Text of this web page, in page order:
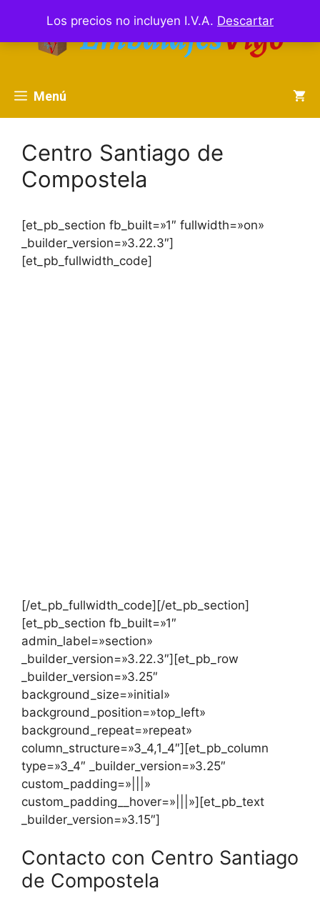
Los precios no incluyen I.V.A. Descartar
contenido
Menú
Centro Santiago de
Compostela
[et_pb_section fb_built=»1″ fullwidth=»on»
_builder_version=»3.22.3″]
[et_pb_fullwidth_code]
[/et_pb_fullwidth_code][/et_pb_section]
[et_pb_section fb_built=»1″
admin_label=»section»
_builder_version=»3.22.3″][et_pb_row
_builder_version=»3.25″
background_size=»initial»
background_position=»top_left»
background_repeat=»repeat»
column_structure=»3_4,1_4″][et_pb_column
type=»3_4″ _builder_version=»3.25″
custom_padding=»|||»
custom_padding__hover=»|||»][et_pb_text
_builder_version=»3.15″]
Contacto con Centro Santiago
de Compostela